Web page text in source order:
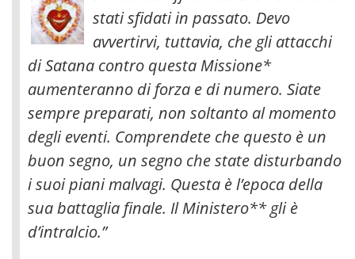
stati sfidati in passato. Devo
avvertirvi, tuttavia, che gli attacchi
di Satana contro questa Missione*
aumenteranno di forza e di numero. Siate
sempre preparati, non soltanto al momento
degli eventi. Comprendete che questo è un
buon segno, un segno che state disturbando
i suoi piani malvagi. Questa è l’epoca della
sua battaglia finale. Il Ministero** gli è
d’intralcio.”